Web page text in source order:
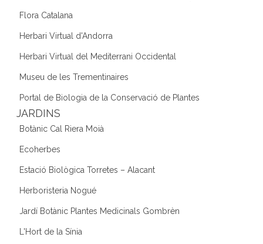
Flora Catalana
Herbari Virtual d'Andorra
Herbari Virtual del Mediterrani Occidental
Museu de les Trementinaires
Portal de Biologia de la Conservació de Plantes
JARDINS
Botànic Cal Riera Moià
Ecoherbes
Estació Biològica Torretes – Alacant
Herboristeria Nogué
Jardí Botànic Plantes Medicinals Gombrèn
L'Hort de la Sínia